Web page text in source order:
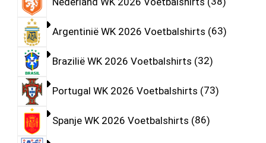
Argentinië WK 2026 Voetbalshirts 63
Brazilië WK 2026 Voetbalshirts 32
Portugal WK 2026 Voetbalshirts 73
Spanje WK 2026 Voetbalshirts 86